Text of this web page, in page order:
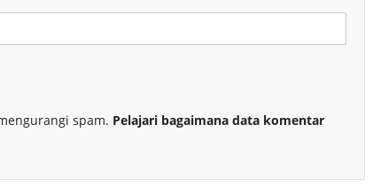
spam. Pelajari bagaimana data komentar